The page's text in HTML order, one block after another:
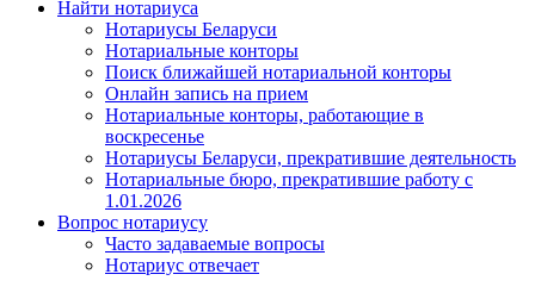
Найти нотариуса
Нотариусы Беларуси
Нотариальные конторы
Поиск ближайшей нотариальной конторы
Онлайн запись на прием
Нотариальные конторы, работающие в
воскресенье
Нотариусы Беларуси, прекратившие деятельность
Нотариальные бюро, прекратившие работу с
1.01.2026
Вопрос нотариусу
Часто задаваемые вопросы
Нотариус отвечает